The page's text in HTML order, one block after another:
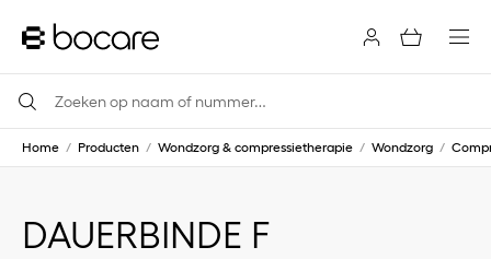
Home / Producten / Wondzorg & compressietherapie / Wondzorg /
DAUERBINDE F